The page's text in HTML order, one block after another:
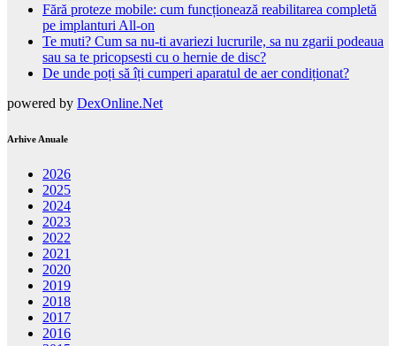
Fără proteze mobile: cum funcționează reabilitarea completă
pe implanturi All-on
Te muti? Cum sa nu-ti avariezi lucrurile, sa nu zgarii podeaua
sau sa te pricopsesti cu o hernie de disc?
De unde poți să îți cumperi aparatul de aer condiționat?
powered by DexOnline.Net
Arhive Anuale
2026
2025
2024
2023
2022
2021
2020
2019
2018
2017
2016